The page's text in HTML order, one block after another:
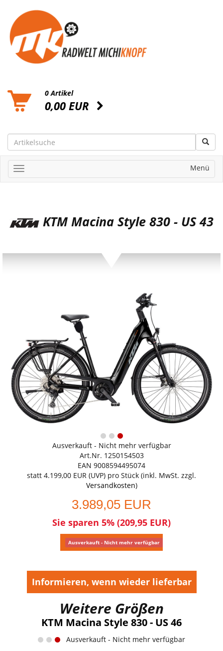
0 Artikel
0,00 EUR
Menü
KTM Macina Style 830 - US 43
Ausverkauft - Nicht mehr verfügbar
Art.Nr. 1250154503
EAN 9008594495074
statt 4.199,00 EUR (UVP) pro Stück (inkl. MwSt. zzgl.
Versandkosten)
3.989,05 EUR
Sie sparen 5% (209,95 EUR)
Ausverkauft - Nicht mehr verfügbar
Informieren, wenn wieder lieferbar
Weitere Größen
KTM Macina Style 830 - US 46
Ausverkauft - Nicht mehr verfügbar